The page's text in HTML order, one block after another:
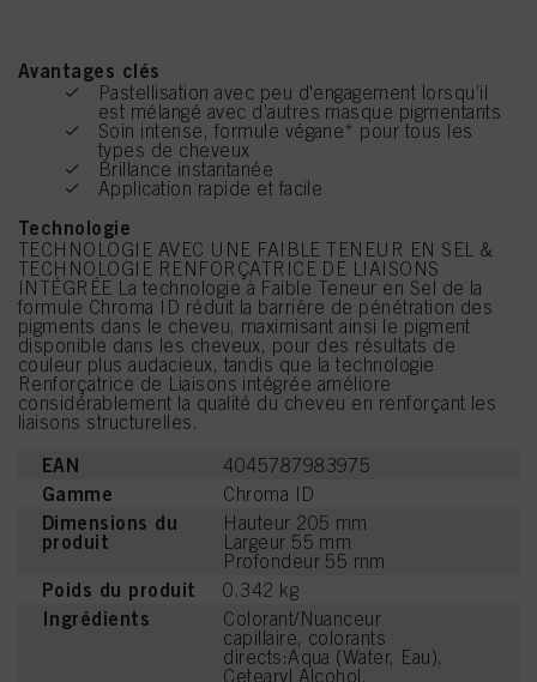
Avantages clés
Pastellisation avec peu d'engagement lorsqu’il
est mélangé avec d’autres masque pigmentants
Soin intense, formule végane* pour tous les
types de cheveux
Brillance instantanée
Application rapide et facile
Technologie
TECHNOLOGIE AVEC UNE FAIBLE TENEUR EN SEL &
TECHNOLOGIE RENFORÇATRICE DE LIAISONS
INTÉGRÉE La technologie à Faible Teneur en Sel de la
formule Chroma ID réduit la barrière de pénétration des
pigments dans le cheveu, maximisant ainsi le pigment
disponible dans les cheveux, pour des résultats de
couleur plus audacieux, tandis que la technologie
Renforçatrice de Liaisons intégrée améliore
considérablement la qualité du cheveu en renforçant les
liaisons structurelles.
EAN 4045787983975
Gamme Chroma ID
Dimensions du
produit
Hauteur 205 mm
Largeur 55 mm
Profondeur 55 mm
Poids du produit 0.342 kg
Ingrédients
Colorant/Nuanceur
capillaire, colorants
directs:Aqua (Water, Eau),
Cetearyl Alcohol,